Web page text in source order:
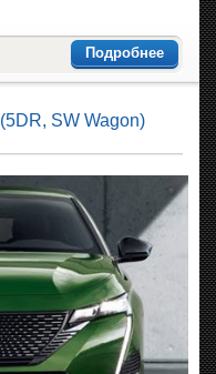
Подробнее
SW Wagon)